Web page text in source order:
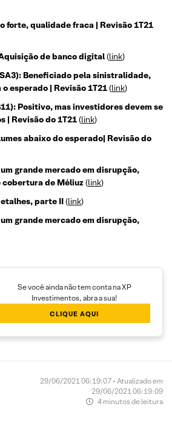
forte, qualidade fraca | Revisão 1T21
de banco digital(link)
Beneficiado pela sinistralidade,
o esperado | Revisão 1T21(link)
Positivo, mas investidores devem se
| Revisão do 1T21(link)
abaixo do esperado| Revisão do
grande mercado em disrupção,
cobertura de Méliuz(link)
parte II(link)
grande mercado em disrupção,
Se você ainda não tem conta na XP
Investimentos, abra a sua!
CLIQUE AQUI
29/06/2021 06:19:07 • Atualizado em
29/06/2021 06:19:09
4 minutos de leitura